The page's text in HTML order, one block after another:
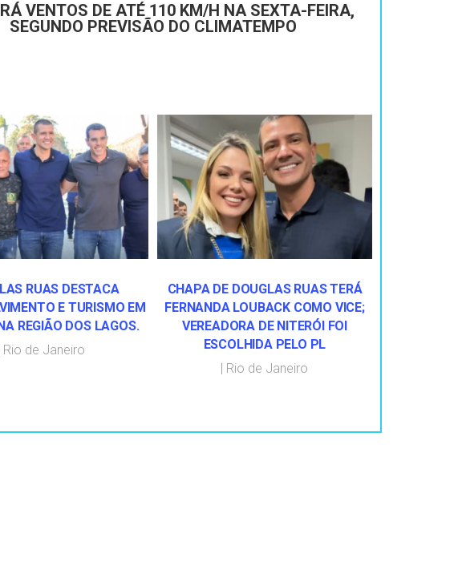
VENTOS DE ATÉ 110 KM/H NA SEXTA-FEIRA,
SEGUNDO PREVISÃO DO CLIMATEMPO
RUAS DESTACA
E TURISMO EM
REGIÃO DOS LAGOS.
Rio de Janeiro
CHAPA DE DOUGLAS RUAS TERÁ
FERNANDA LOUBACK COMO VICE;
VEREADORA DE NITERÓI FOI
ESCOLHIDA PELO PL
| Rio de Janeiro